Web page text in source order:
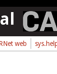
web